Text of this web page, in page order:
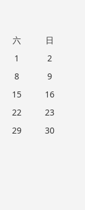
六
日
1
2
8
9
15
16
22
23
29
30